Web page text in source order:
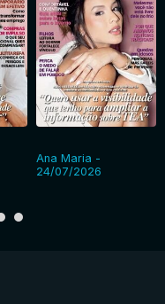
Ana Maria -
24/07/2026